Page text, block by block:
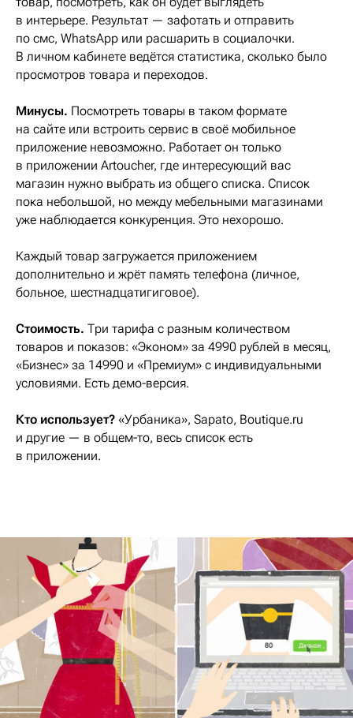
в интерьере. Результат — зафотать и отправить
по смс, WhatsApp или расшарить в социалочки.
В личном кабинете ведётся статистика, сколько было
просмотров товара и переходов.
Минусы. Посмотреть товары в таком формате
на сайте или встроить сервис в своё мобильное
приложение невозможно. Работает он только
в приложении Artoucher, где интересующий вас
магазин нужно выбрать из общего списка. Список
пока небольшой, но между мебельными магазинами
уже наблюдается конкуренция. Это нехорошо.
Каждый товар загружается приложением
дополнительно и жрёт память телефона (личное,
больное, шестнадцатигиговое).
Стоимость. Три тарифа с разным количеством
товаров и показов: «Эконом» за 4990 рублей в месяц,
«Бизнес» за 14990 и «Премиум» с индивидуальными
условиями. Есть демо-версия.
Кто использует? «Урбаника», Sapato, Boutique.ru
и другие — в общем-то, весь список есть
в приложении.